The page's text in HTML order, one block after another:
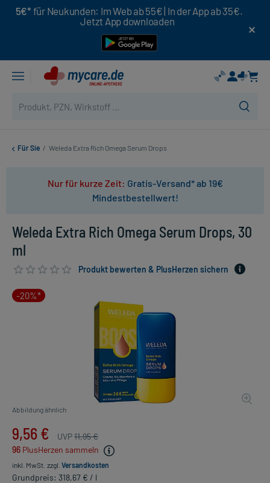
5€* für Neukunden: Im Web ab 55€ | In der App ab 35€.
Jetzt App downloaden
Für Sie / Weleda Extra Rich Omega Serum Drops
Nur für kurze Zeit: Gratis-Versand* ab 19€
Mindestbestellwert!
Weleda Extra Rich Omega Serum Drops, 30
ml
Produkt bewerten & PlusHerzen sichern
-20%*
Abbildung ähnlich
9,56 € UVP11,95 €
96 PlusHerzen sammeln
inkl. MwSt. zzgl. Versandkosten
Grundpreis: 318,67 € / l